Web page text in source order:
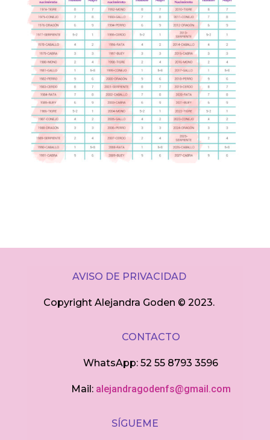
AVISO DE PRIVACIDAD
Copyright Alejandra Goden ©2023.
CONTACTO
WhatsApp: 52 55 8793 3596
Mail: alejandragodenfs@gmail.com
SÍGUEME